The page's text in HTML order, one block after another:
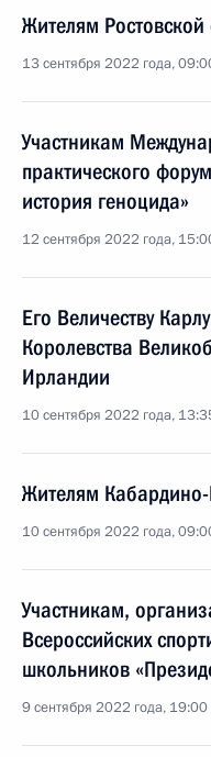
Жителям Ростовской
13 сентября 2022 года,
Участникам
практического
история геноцида»
12 сентября 2022 года,
Его Величеству
Королевства
Ирландии
10 сентября 2022 года,
Жителям
10 сентября 2022 года,
Участникам,
Всероссийских
школьников
9 сентября 2022 года, 19:00